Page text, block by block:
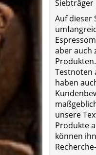
Siebträger
Auf dieser
aber auch
Testnoten
haben
unsere
Produkte
können